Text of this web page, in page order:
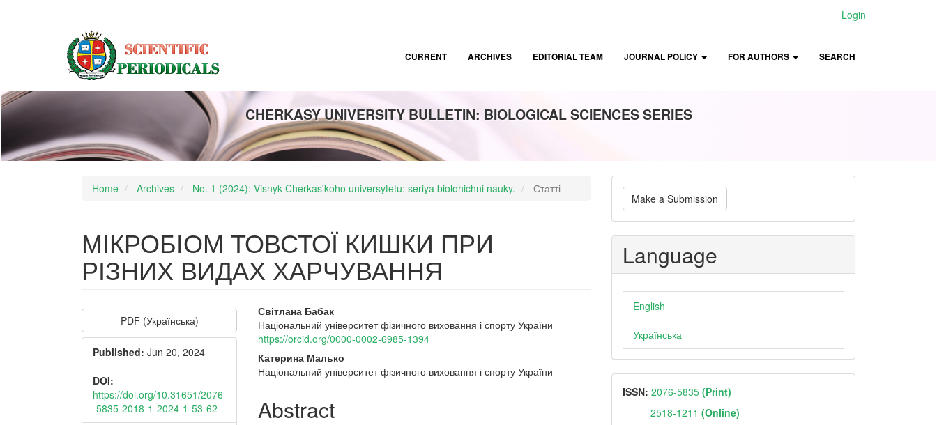
Login
CURRENT ARCHIVES EDITORIAL TEAM JOURNAL POLICY FOR AUTHORS SEARCH
CHERKASY UNIVERSITY BULLETIN: BIOLOGICAL SCIENCES SERIES
Home Archives No. 1 (2024): Visnyk Cherkas'koho universytetu: seriya biolohichni nauky. Статті
МІКРОБІОМ ТОВСТОЇ КИШКИ ПРИ
РІЗНИХ ВИДАХ ХАРЧУВАННЯ
Article
Sidebar
PDF (Українська)
Published: Jun 20, 2024
DOI:
https://doi.org/10.31651/2076
-5835-2018-1-2024-1-53-62
Main
Article
Content
Світлана Бабак
Національний університет фізичного виховання і спорту України
https://orcid.org/0000-0002-6985-1394
Катерина Малько
Національний університет фізичного виховання і спорту України
Abstract
Make
a
Submission
Make a Submission
Language
English
Українська
ISSN
ISSN: 2076-5835 (Print)
2518-1211 (Online)